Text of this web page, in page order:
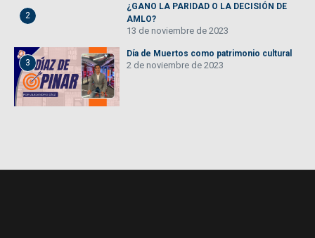
2
¿GANO LA PARIDAD O LA DECISIÓN DE
AMLO?
13 de noviembre de 2023
3
Día de Muertos como patrimonio cultural
2 de noviembre de 2023